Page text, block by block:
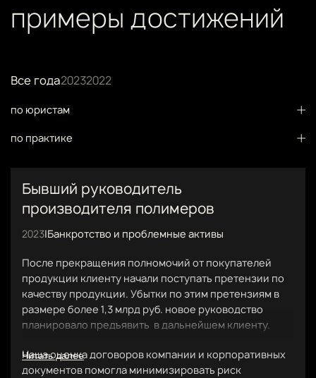
примеры достижений
Все года20232022
по юристам
по практике
Бывший руководитель
производителя полимеров
2023|Банкротство и проблемные активы
После прекращения полномочий от покупателей
продукции клиенту начали поступать претензии по
качеству продукции. Убытки по этим претензиям в
размере более 1,3 млрд руб. новое руководство
планировало предъявить в дальнейшем клиенту.
Наша оценка договоров компании и корпоративных
документов помогла минимизировать риск
Читать далее